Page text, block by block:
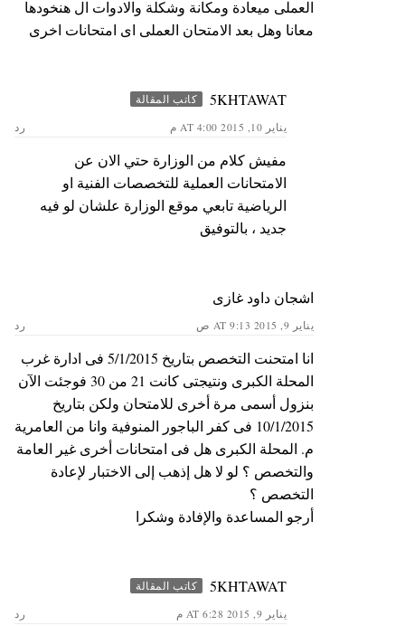
العملى ميعادة ومكانة وشكلة والادوات ال هنخودها
معانا وهل بعد الامتحان العملى اى امتحانات اخرى
5KHTAWAT كاتب المقالة
يناير 10, 2015 AT 4:00 م رد
مفيش كلام من الوزارة حتي الان عن
الامتحانات العملية للتخصصات الفنية او
الرياضية تابعي موقع الوزارة علشان لو فيه
جديد ، بالتوفيق
اشجان داود غازى
يناير 9, 2015 AT 9:13 ص رد
انا امتحنت التخصص بتاريخ 5/1/2015 فى ادارة غرب
المحلة الكبرى ونتيجتى كانت 21 من 30 فوجئت الآن
بنزول أسمى مرة أخرى للامتحان ولكن بتاريخ
10/1/2015 فى كفر الباجور المنوفية وانا من العامرية
م. المحلة الكبرى هل فى امتحانات أخرى غير العامة
والتخصص ؟ لو لا هل إذهب إلى الاختبار لإعادة
التخصص ؟
أرجو المساعدة والإفادة وشكرا
5KHTAWAT كاتب المقالة
يناير 9, 2015 AT 6:28 م رد